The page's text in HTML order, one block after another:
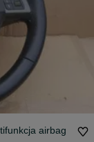
airbag